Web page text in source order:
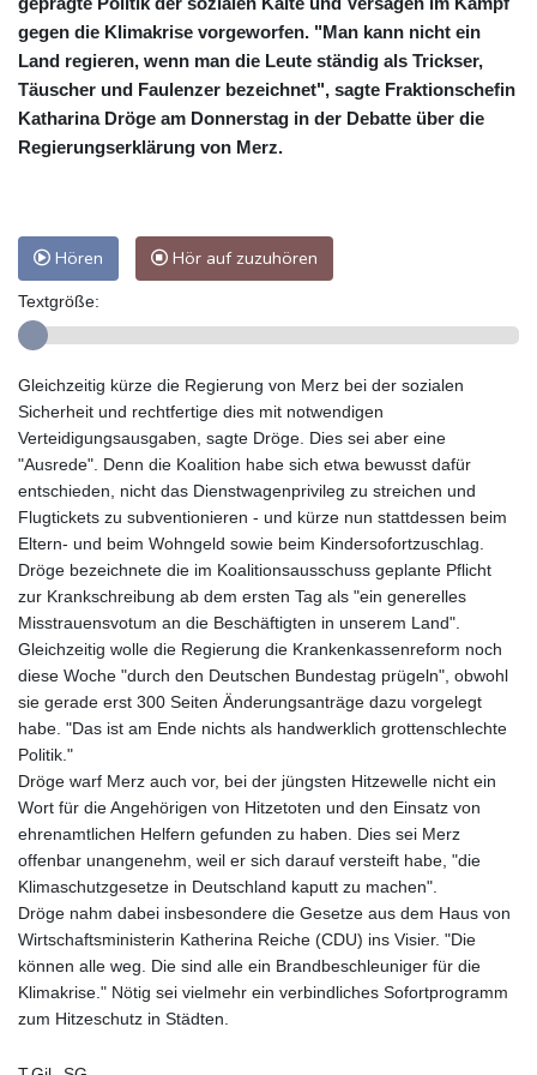
gegen die Klimakrise vorgeworfen. "Man kann nicht ein
Land regieren, wenn man die Leute ständig als Trickser,
Täuscher und Faulenzer bezeichnet", sagte Fraktionschefin
Katharina Dröge am Donnerstag in der Debatte über die
Regierungserklärung von Merz.
Hören Hör auf zuzuhören
Textgröße:
Gleichzeitig kürze die Regierung von Merz bei der sozialen
Sicherheit und rechtfertige dies mit notwendigen
Verteidigungsausgaben, sagte Dröge. Dies sei aber eine
"Ausrede". Denn die Koalition habe sich etwa bewusst dafür
entschieden, nicht das Dienstwagenprivileg zu streichen und
Flugtickets zu subventionieren - und kürze nun stattdessen beim
Eltern- und beim Wohngeld sowie beim Kindersofortzuschlag.
Dröge bezeichnete die im Koalitionsausschuss geplante Pflicht
zur Krankschreibung ab dem ersten Tag als "ein generelles
Misstrauensvotum an die Beschäftigten in unserem Land".
Gleichzeitig wolle die Regierung die Krankenkassenreform noch
diese Woche "durch den Deutschen Bundestag prügeln", obwohl
sie gerade erst 300 Seiten Änderungsanträge dazu vorgelegt
habe. "Das ist am Ende nichts als handwerklich grottenschlechte
Politik."
Dröge warf Merz auch vor, bei der jüngsten Hitzewelle nicht ein
Wort für die Angehörigen von Hitzetoten und den Einsatz von
ehrenamtlichen Helfern gefunden zu haben. Dies sei Merz
offenbar unangenehm, weil er sich darauf versteift habe, "die
Klimaschutzgesetze in Deutschland kaputt zu machen".
Dröge nahm dabei insbesondere die Gesetze aus dem Haus von
Wirtschaftsministerin Katherina Reiche (CDU) ins Visier. "Die
können alle weg. Die sind alle ein Brandbeschleuniger für die
Klimakrise." Nötig sei vielmehr ein verbindliches Sofortprogramm
zum Hitzeschutz in Städten.